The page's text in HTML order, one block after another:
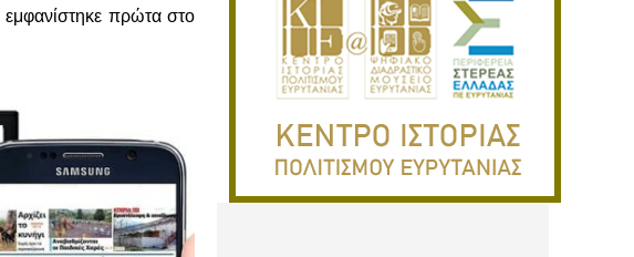
εμφανίστηκε πρώτα στο